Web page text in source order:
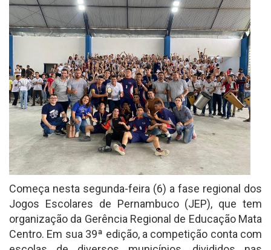
Começa nesta segunda-feira (6) a fase regional dos
Jogos Escolares de Pernambuco (JEP), que tem
organização da Gerência Regional de Educação Mata
Centro. Em sua 39ª edição, a competição conta com